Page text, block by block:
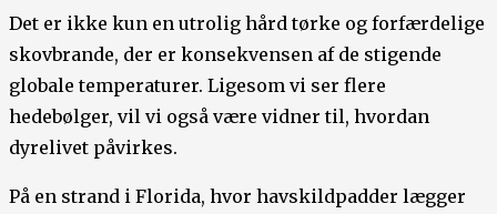
Det er ikke kun en utrolig hård tørke og forfærdelige
skovbrande, der er konsekvensen af de stigende
globale temperaturer. Ligesom vi ser flere
hedebølger, vil vi også være vidner til, hvordan
dyrelivet påvirkes.
På en strand i Florida, hvor havskildpadder lægger